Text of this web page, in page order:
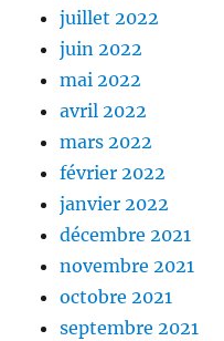
juillet 2022
juin 2022
mai 2022
avril 2022
mars 2022
février 2022
janvier 2022
décembre 2021
novembre 2021
octobre 2021
septembre 2021